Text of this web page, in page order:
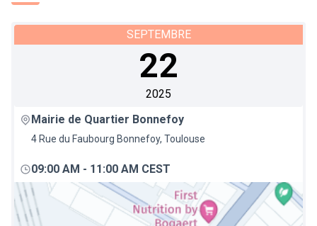
SEPTEMBRE
22
2025
Mairie de Quartier Bonnefoy
4 Rue du Faubourg Bonnefoy, Toulouse
09:00 AM - 11:00 AM CEST